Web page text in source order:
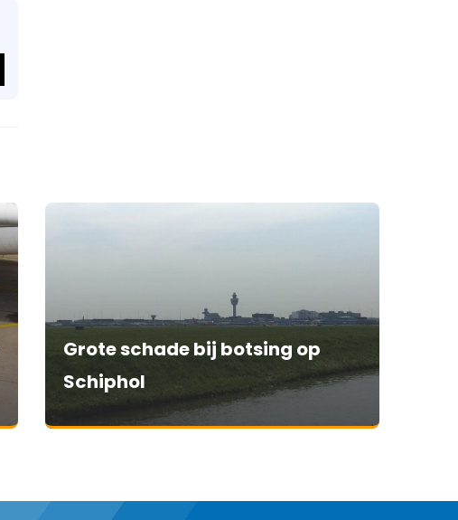
Grote schade bij botsing op
Schiphol